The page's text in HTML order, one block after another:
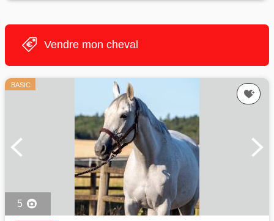
Vendre mon cheval
BASIC
5